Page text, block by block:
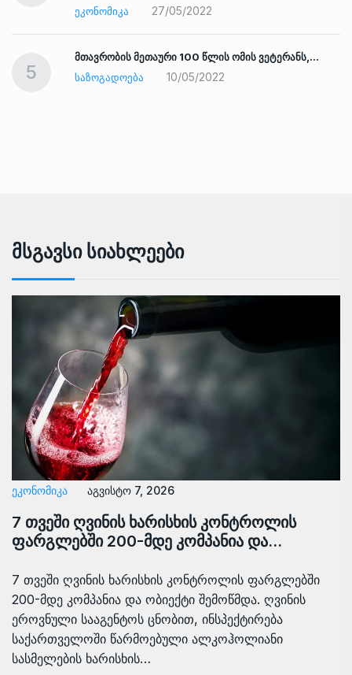
ᲔᲙᲝᲜᲝᲛᲘᲙᲐ
27/05/2022
5
მთავრობის მეთაური 100 წლის ომის ვეტერანს,…
ᲡᲐᲖᲝᲒᲐᲓᲝᲔᲑᲐ
10/05/2022
Მსგავსი Სიახლეები
ᲔᲙᲝᲜᲝᲛᲘᲙᲐ აგვისტო 7, 2026
7 თვეში ღვინის ხარისხის კონტროლის
ფარგლებში 200-მდე კომპანია და…
7 თვეში ღვინის ხარისხის კონტროლის ფარგლებში
200-მდე კომპანია და ობიექტი შემოწმდა. ღვინის
ეროვნული სააგენტოს ცნობით, ინსპექტირება
საქართველოში წარმოებული ალკოჰოლიანი
სასმელების ხარისხის…